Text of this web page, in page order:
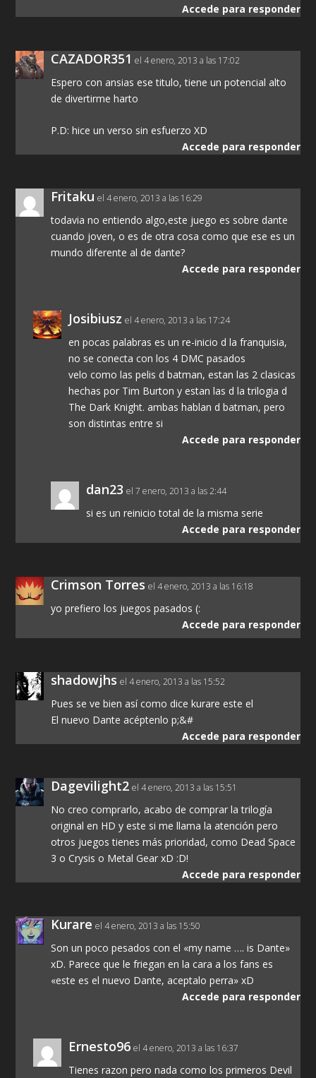
Accede para responder
CAZADOR351 el 4 enero, 2013 a las 17:02
Espero con ansias ese titulo, tiene un potencial alto
de divertirme harto
P.D: hice un verso sin esfuerzo XD
Accede para responder
Fritaku el 4 enero, 2013 a las 16:29
todavia no entiendo algo,este juego es sobre dante
cuando joven, o es de otra cosa como que ese es un
mundo diferente al de dante?
Accede para responder
Josibiusz el 4 enero, 2013 a las 17:24
en pocas palabras es un re-inicio d la franquisia,
no se conecta con los 4 DMC pasados
velo como las pelis d batman, estan las 2 clasicas
hechas por Tim Burton y estan las d la trilogia d
The Dark Knight. ambas hablan d batman, pero
son distintas entre si
Accede para responder
dan23 el 7 enero, 2013 a las 2:44
si es un reinicio total de la misma serie
Accede para responder
Crimson Torres el 4 enero, 2013 a las 16:18
yo prefiero los juegos pasados (:
Accede para responder
shadowjhs el 4 enero, 2013 a las 15:52
Pues se ve bien así como dice kurare este el
El nuevo Dante acéptenlo p;&#
Accede para responder
Dagevilight2 el 4 enero, 2013 a las 15:51
No creo comprarlo, acabo de comprar la trilogía
original en HD y este si me llama la atención pero
otros juegos tienes más prioridad, como Dead Space
3 o Crysis o Metal Gear xD :D!
Accede para responder
Kurare el 4 enero, 2013 a las 15:50
Son un poco pesados con el «my name …. is Dante»
xD. Parece que le friegan en la cara a los fans es
«este es el nuevo Dante, aceptalo perra» xD
Accede para responder
Ernesto96 el 4 enero, 2013 a las 16:37
Tienes razon pero nada como los primeros Devil